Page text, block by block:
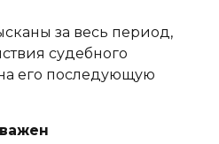
за весь период,
судебного
его последующую